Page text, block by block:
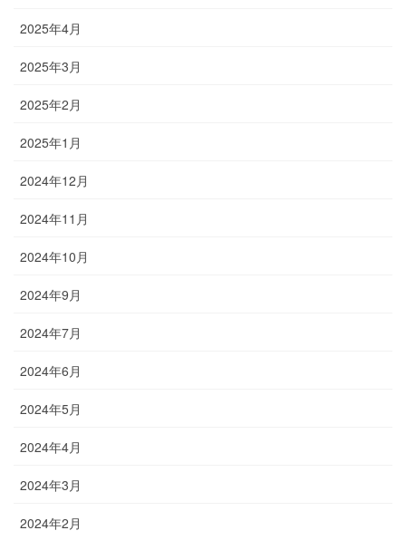
2025年4月
2025年3月
2025年2月
2025年1月
2024年12月
2024年11月
2024年10月
2024年9月
2024年7月
2024年6月
2024年5月
2024年4月
2024年3月
2024年2月